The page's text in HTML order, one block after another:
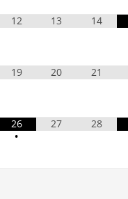
12 13 14
19 20 21
26
•
27 28